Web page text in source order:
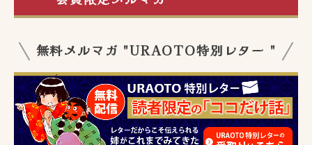
無料メルマガ "URAOTO特別レター "